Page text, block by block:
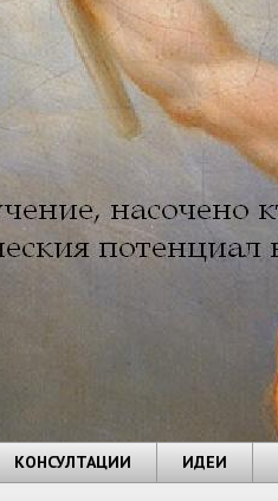
КОНСУЛТАЦИИ ИДЕИ